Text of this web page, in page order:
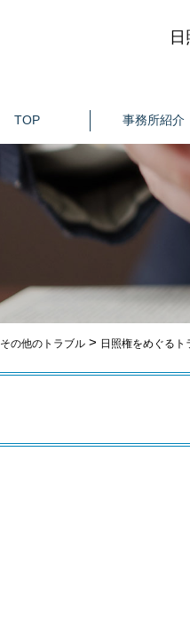
TOP 事務所紹介
その他のトラブル > 日照権をめぐるト